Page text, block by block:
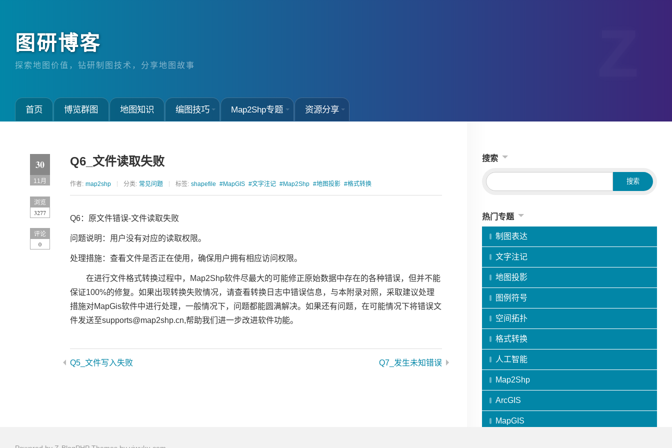
图研博客
探索地图价值，钻研制图技术，分享地图故事
首页 博览群图 地图知识 编图技巧 Map2Shp专题 资源分享
Q6_文件读取失败
30
11月 作者: map2shp 分类: 常见问题 标签: shapefile #MapGIS #文字注记 #Map2Shp #地图投影 #格式转换
Q6：原文件错误-文件读取失败
问题说明：用户没有对应的读取权限。
处理措施：查看文件是否正在使用，确保用户拥有相应访问权限。
在进行文件格式转换过程中，Map2Shp软件尽最大的可能修正原始数据中存在的各种错误，但并不能
保证100%的修复。如果出现转换失败情况，请查看转换日志中错误信息，与本附录对照，采取建议处理
措施对MapGis软件中进行处理，一般情况下，问题都能圆满解决。如果还有问题，在可能情况下将错误文
件发送至supports@map2shp.cn,帮助我们进一步改进软件功能。
浏览
3277
评论
0
Q5_文件写入失败 Q7_发生未知错误
搜索
热门专题
制图表达
文字注记
地图投影
图例符号
空间拓扑
格式转换
人工智能
Map2Shp
ArcGIS
MapGIS